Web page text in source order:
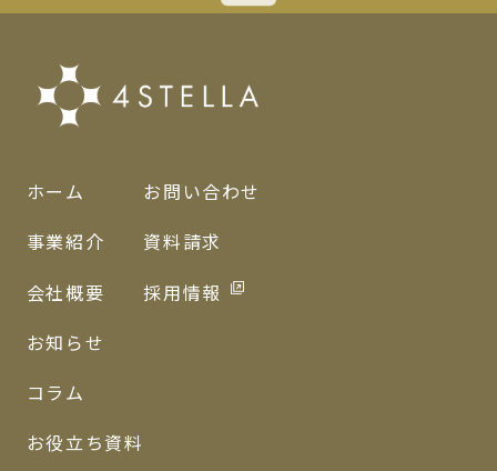
ホーム
事業紹介
会社概要
お知らせ
コラム
お役立ち資料
お問い合わせ
資料請求
採用情報